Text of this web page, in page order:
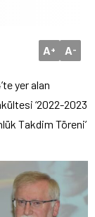
A+ A-
yer alan
‘2022-2023
Takdim Töreni’